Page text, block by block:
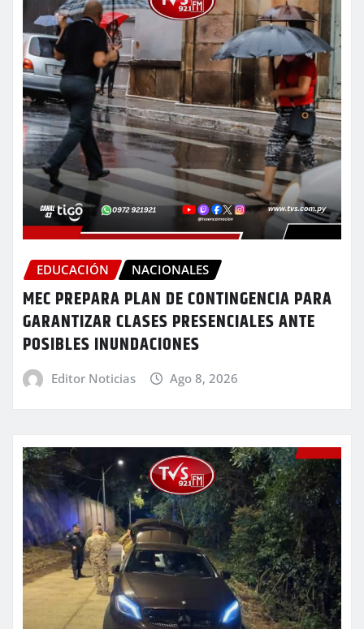
EDUCACIÓN NACIONALES
MEC PREPARA PLAN DE CONTINGENCIA PARA
GARANTIZAR CLASES PRESENCIALES ANTE
POSIBLES INUNDACIONES
Editor Noticias Ago 8, 2026